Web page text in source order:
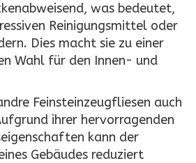
was bedeutet,
Reinigungsmittel oder
Dies macht sie zu einer
Wahl für den Innen- und
Feinsteinzeugfliesen auch
ihrer hervorragenden
kann der
Gebäudes reduziert